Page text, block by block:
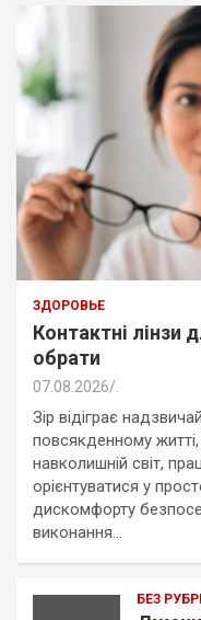
ЗДОРОВЬЕ
Контактні лінзи
обрати
07.08.2026
Зір відіграє
повсякденному
навколишній світ,
орієнтуватися у
дискомфорту
виконання…
БЕЗ